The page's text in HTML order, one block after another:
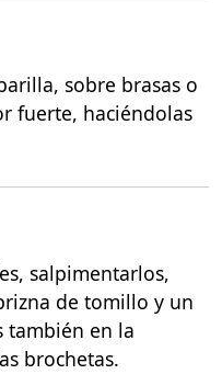
sobre brasas o
fuerte, haciéndolas
salpimentarlos,
de tomillo y un
también en la
brochetas.